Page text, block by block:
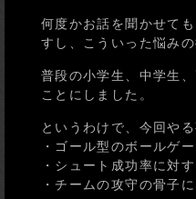
何度かお話を聞かせて
すし、こういった悩み
普段の小学生、中学生
ことにしました。
というわけで、今回や
・ゴール型のボールゲ
・シュート成功率に対
・チームの攻守の骨子